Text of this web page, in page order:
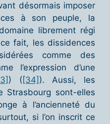
désormais imposer
à son peuple, la
librement régi
fait, les dissidences
comme des
l’expression d’une
) ( [34] ). Aussi, les
Strasbourg sont-elles
à l’ancienneté du
si l’on inscrit ce